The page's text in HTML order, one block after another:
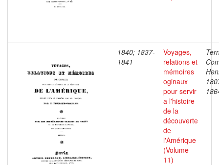
1840; 1837-
1841
Voyages,
relations et
mémoires
oginaux
pour servir
a l'histoire
de la
découverte
de
l'Amérique
(Volume
11)